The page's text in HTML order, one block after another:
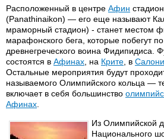
Расположенный в центре Афин
(Panathinaikon) — его еще называют
мраморный стадион) - станет местом
марафонского бега, которые побегут
древнегреческого воина Фидипидиса.
состоятся в Афинах , на Крите , в
Остальные мероприятия будут
называемого Олимпийского кольца —
включает в себя большинство
Афинах
Из Олимпийской
Национального